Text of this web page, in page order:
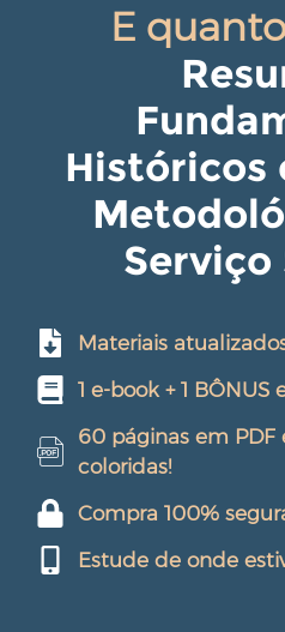
E
Históricos
Serviço
Materiais
1 e-book + 1 BÔNUS
60 páginas em
coloridas!
Compra 100%
Estude de onde